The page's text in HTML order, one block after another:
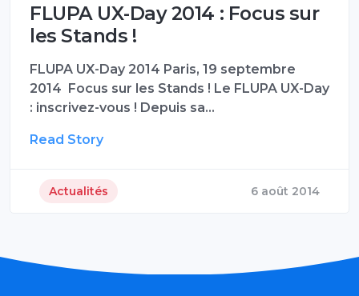
FLUPA UX-Day 2014 : Focus sur
les Stands !
FLUPA UX-Day 2014 Paris, 19 septembre
2014 Focus sur les Stands ! Le FLUPA UX-Day
: inscrivez-vous ! Depuis sa…
Read Story
Actualités 6 août 2014